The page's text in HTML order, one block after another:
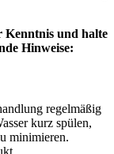
Kenntnis und halte
Hinweise:
regelmäßig
kurz spülen,
minimieren.